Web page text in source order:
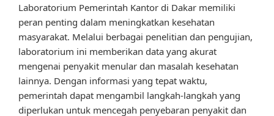
Laboratorium Pemerintah Kantor di Dakar memiliki
peran penting dalam meningkatkan kesehatan
masyarakat. Melalui berbagai penelitian dan pengujian,
laboratorium ini memberikan data yang akurat
mengenai penyakit menular dan masalah kesehatan
lainnya. Dengan informasi yang tepat waktu,
pemerintah dapat mengambil langkah-langkah yang
diperlukan untuk mencegah penyebaran penyakit dan